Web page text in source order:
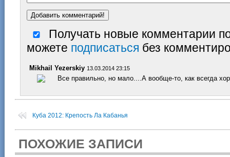
Получать новые комментарии
можете подписаться без
Mikhail Yezerskiy 13.03.2014 23:15
Все правильно, но мало....А вообще-то, как всегда
Куба 2012: Крепость Ла Кабанья
ПОХОЖИЕ ЗАПИСИ